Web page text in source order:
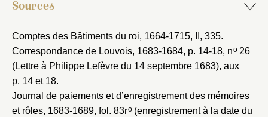
Sources
Comptes des Bâtiments du roi, 1664-1715, II, 335.
Correspondance de Louvois, 1683-1684, p. 14-18, no26
(Lettre à Philippe Lefèvre du 14 septembre 1683), aux
p. 14 et 18.
Journal de paiements et d’enregistrement des mémoires
et rôles, 1683-1689, fol. 83ro(enregistrement à la date du